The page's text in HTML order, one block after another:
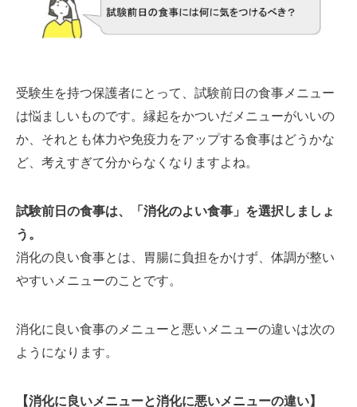
受験生を持つ保護者にとって、試験前日の食事メニュー
は悩ましいものです。縁起をかついだメニューがいいの
か、それとも体力や免疫力をアップする食事はどうかな
ど、考えすぎて分からなくなりますよね。
試験前日の食事は、「消化のよい食事」を選択しましょ
う。
消化の良い食事とは、胃腸に負担をかけず、体調が整い
やすいメニューのことです。
消化に良い食事のメニューと悪いメニューの違いは次の
ようになります。
【消化に良いメニューと消化に悪いメニューの違い】